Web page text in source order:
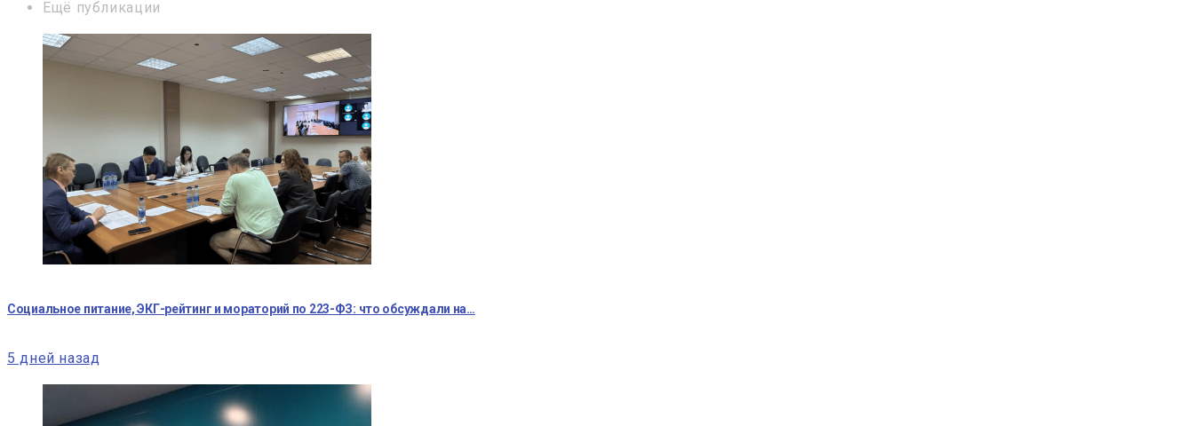
Ещё публикации
Социальное питание, ЭКГ-рейтинг и мораторий по 223-ФЗ: что обсуждали на…
5 дней назад